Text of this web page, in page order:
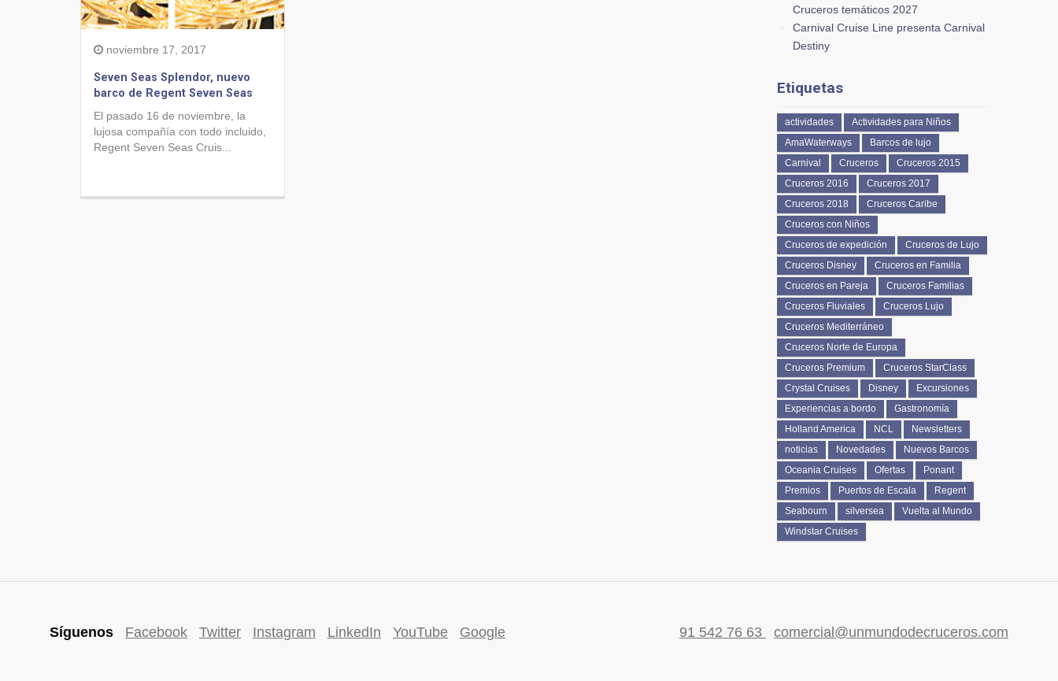
noviembre 17, 2017
Seven Seas Splendor, nuevo
barco de Regent Seven Seas
El pasado 16 de noviembre, la
lujosa compañía con todo incluido,
Regent Seven Seas Cruis...
Cruceros temáticos 2027
Carnival Cruise Line presenta Carnival
Destiny
Etiquetas
actividades
Actividades para Niños
AmaWaterways
Barcos de lujo
Carnival
Cruceros
Cruceros 2015
Cruceros 2016
Cruceros 2017
Cruceros 2018
Cruceros Caribe
Cruceros con Niños
Cruceros de expedición
Cruceros de Lujo
Cruceros Disney
Cruceros en Familia
Cruceros en Pareja
Cruceros Familias
Cruceros Fluviales
Cruceros Lujo
Cruceros Mediterráneo
Cruceros Norte de Europa
Cruceros Premium
Cruceros StarClass
Crystal Cruises
Disney
Excursiones
Experiencias a bordo
Gastronomía
Holland America
NCL
Newsletters
noticias
Novedades
Nuevos Barcos
Oceania Cruises
Ofertas
Ponant
Premios
Puertos de Escala
Regent
Seabourn
silversea
Vuelta al Mundo
Windstar Cruises
Síguenos Facebook Twitter Instagram LinkedIn YouTube Google 91 542 76 63 comercial@unmundodecruceros.com